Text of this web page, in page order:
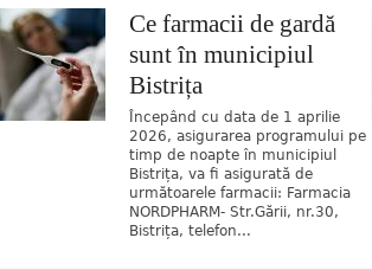
Ce farmacii de gardă
sunt în municipiul
Bistrița
Începând cu data de 1 aprilie
2026, asigurarea programului pe
timp de noapte în municipiul
Bistrița, va fi asigurată de
următoarele farmacii: Farmacia
NORDPHARM- Str.Gării, nr.30,
Bistrița, telefon...